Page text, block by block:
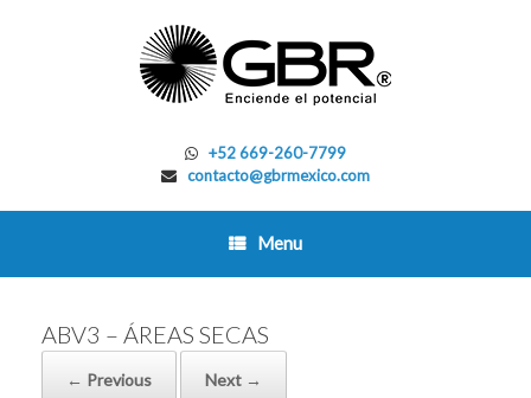
+52 669-260-7799
contacto@gbrmexico.com
Menu
ABV3 – ÁREAS SECAS
← Previous Next →